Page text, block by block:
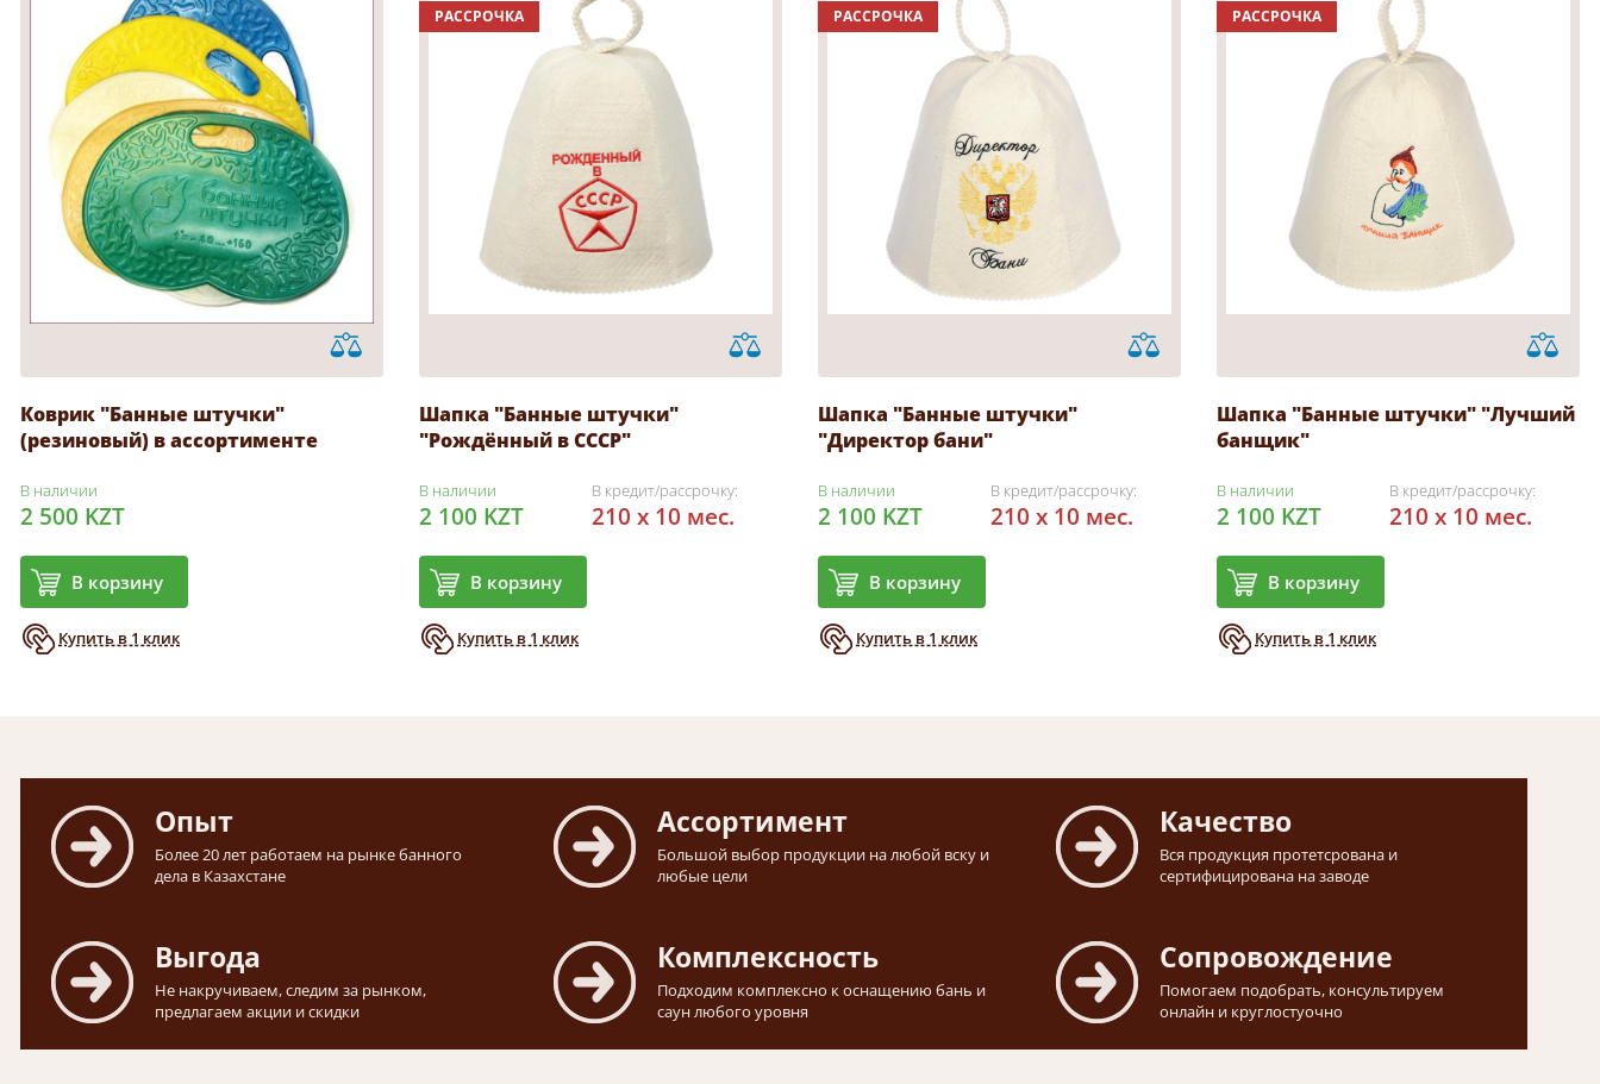
Коврик "Банные штучки"
(резиновый) в ассортименте
В наличии
2 500 KZT
В корзину
Купить в 1 клик
РАССРОЧКА
Шапка "Банные штучки"
"Рождённый в СССР"
В наличии
2 100 KZT
В корзину
Купить в 1 клик
В кредит/рассрочку:
210 x 10 мес.
РАССРОЧКА
Шапка "Банные штучки"
"Директор бани"
В наличии
2 100 KZT
В корзину
Купить в 1 клик
В кредит/рассрочку:
210 x 10 мес.
РАССРОЧКА
Шапка "Банные штучки" "Лучший
банщик"
В наличии
2 100 KZT
В корзину
Купить в 1 клик
В кредит/рассрочку:
210 x 10 мес.
Опыт
Более 20 лет работаем на рынке банного
дела в Казахстане
Ассортимент
Большой выбор продукции на любой вску и
любые цели
Качество
Вся продукция протетсрована и
сертифицирована на заводе
Выгода
Не накручиваем, следим за рынком,
предлагаем акции и скидки
Комплексность
Подходим комплексно к оснащению бань и
саун любого уровня
Сопровождение
Помогаем подобрать, консультируем
онлайн и круглостуочно